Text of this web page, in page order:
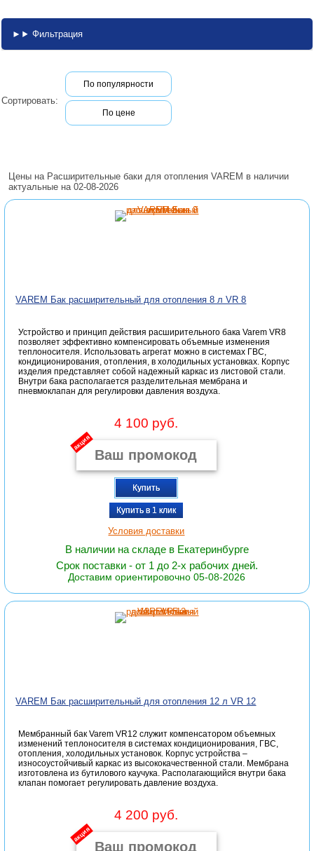
Фильтрация
Сортировать:
По популярности
По цене
Цены на Расширительные баки для отопления VAREM в наличии
актуальные на 02-08-2026
VAREM Бак расширительный для отопления 8 л VR 8
Устройство и принцип действия расширительного бака Varem VR8
позволяет эффективно компенсировать объемные изменения
теплоносителя. Использовать агрегат можно в системах ГВС,
кондиционирования, отопления, в холодильных установках. Корпус
изделия представляет собой надежный каркас из листовой стали.
Внутри бака располагается разделительная мембрана и
пневмоклапан для регулировки давления воздуха.
4 100 руб.
акция
Купить
Купить в 1 клик
Условия доставки
В наличии на складе в Екатеринбурге
Срок поставки - от 1 до 2-х рабочих дней.
Доставим ориентировочно 05-08-2026
VAREM Бак расширительный для отопления 12 л VR 12
Мембранный бак Varem VR12 служит компенсатором объемных
изменений теплоносителя в системах кондиционирования, ГВС,
отопления, холодильных установок. Корпус устройства –
износоустойчивый каркас из высококачественной стали. Мембрана
изготовлена из бутилового каучука. Располагающийся внутри бака
клапан помогает регулировать давление воздуха.
4 200 руб.
акция